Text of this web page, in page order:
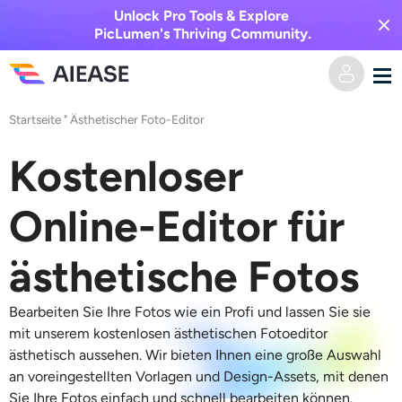
Unlock Pro Tools & Explore
PicLumen's Thriving Community.
Heim
KI-Video
Text zu Video
Bild zu Video
Videoeffekte
KI-Kuss-Generator
Videoeffekte
KI-Bild
Text zu Bild
KI-Werkzeuge
Foto-Editor & -Creator
Auszeichnung
Startseite "Ästhetischer Foto-Editor
Kostenloser
Online-Editor für
ästhetische Fotos
Bearbeiten Sie Ihre Fotos wie ein Profi und lassen Sie sie
mit unserem kostenlosen ästhetischen Fotoeditor
ästhetisch aussehen. Wir bieten Ihnen eine große Auswahl
an voreingestellten Vorlagen und Design-Assets, mit denen
Sie Ihre Fotos einfach und schnell bearbeiten können.